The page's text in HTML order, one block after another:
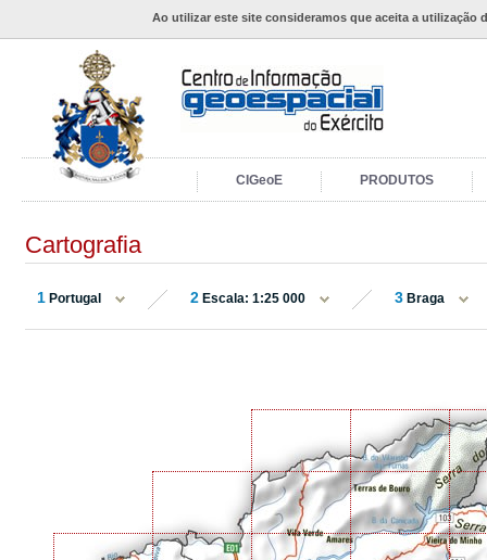
Ao utilizar este site consideramos que aceita a utilização
CIGeoE PRODUTOS
Cartografia
1 Portugal 2 Escala: 1:25 000 3 Braga